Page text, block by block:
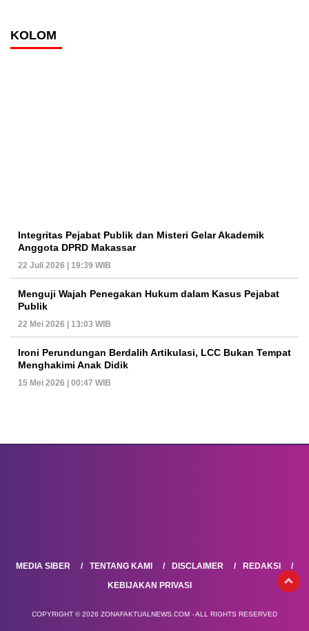
KOLOM
Integritas Pejabat Publik dan Misteri Gelar Akademik
Anggota DPRD Makassar
22 Juli 2026 | 19:39 WIB
Menguji Wajah Penegakan Hukum dalam Kasus Pejabat
Publik
22 Mei 2026 | 13:03 WIB
Ironi Perundungan Berdalih Artikulasi, LCC Bukan Tempat
Menghakimi Anak Didik
15 Mei 2026 | 00:47 WIB
MEDIA SIBER TENTANG KAMI DISCLAIMER
REDAKSI
KEBIJAKAN PRIVASI
COPYRIGHT © 2026 ZONAFAKTUALNEWS.COM - ALL RIGHTS RESERVED